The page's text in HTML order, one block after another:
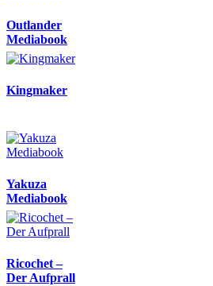
Outlander
Mediabook
Kingmaker
Yakuza
Mediabook
Ricochet –
Der Aufprall